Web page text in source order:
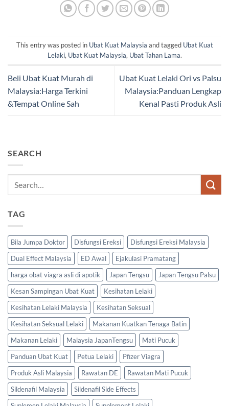
This entry was posted in Ubat Kuat Malaysia and tagged Ubat Kuat
Lelaki, Ubat Kuat Malaysia, Ubat Tahan Lama.
Beli Ubat Kuat Murah di
Malaysia:Harga Terkini
&Tempat Online Sah
Ubat Kuat Lelaki Ori vs Palsu
Malaysia:Panduan Lengkap
Kenal Pasti Produk Asli
SEARCH
TAG
Bila Jumpa Doktor Disfungsi Ereksi
Disfungsi Ereksi Malaysia
Dual Effect Malaysia
ED Awal
Ejakulasi Pramatang
harga obat viagra asli di apotik
Japan Tengsu
Japan Tengsu Palsu
Kesan Sampingan Ubat Kuat
Kesihatan Lelaki
Kesihatan Lelaki Malaysia
Kesihatan Seksual
Kesihatan Seksual Lelaki
Makanan Kuatkan Tenaga Batin
Makanan Lelaki
Malaysia JapanTengsu
Mati Pucuk
Panduan Ubat Kuat
Petua Lelaki
Pfizer Viagra
Produk Asli Malaysia
Rawatan DE
Rawatan Mati Pucuk
Sildenafil Malaysia
Sildenafil Side Effects